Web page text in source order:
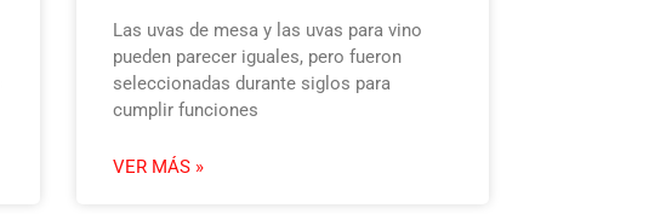
Las uvas de mesa y las uvas para vino
pueden parecer iguales, pero fueron
seleccionadas durante siglos para
cumplir funciones
VER MÁS »